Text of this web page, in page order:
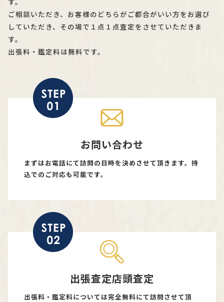
ご相談いただき、お客様のどちらがご都合がいい方をお選び
していただき、その場で１点１点査定をさせていただきま
す。
出張料・鑑定料は無料です。
お問い合わせ
まずはお電話にて訪問の日時を決めさせて頂きます。持
込でのご対応も可能です。
出張査定店頭査定
出張料・鑑定料については完全無料にて訪問させて頂